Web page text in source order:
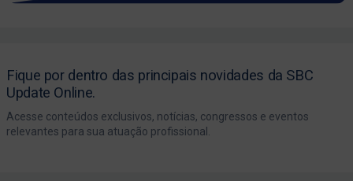
Fique por dentro das principais novidades da SBC
Update Online.
Acesse conteúdos exclusivos, notícias, congressos e eventos
relevantes para sua atuação profissional.